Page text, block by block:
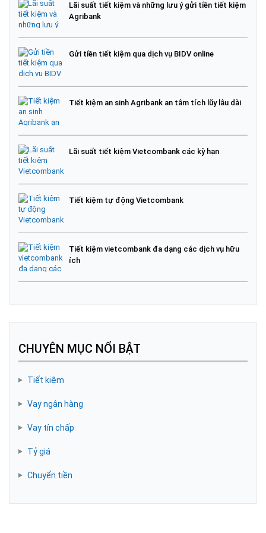
Lãi suất tiết kiệm và những lưu ý gửi tiền tiết kiệm
Agribank
Gửi tiền tiết kiệm qua dịch vụ BIDV online
Tiết kiệm an sinh Agribank an tâm tích lũy lâu dài
Lãi suất tiết kiệm Vietcombank các kỳ hạn
Tiết kiệm tự động Vietcombank
Tiết kiệm vietcombank đa dạng các dịch vụ hữu
ích
CHUYÊN MỤC NỔI BẬT
Tiết kiệm
Vay ngân hàng
Vay tín chấp
Tỷ giá
Chuyển tiền